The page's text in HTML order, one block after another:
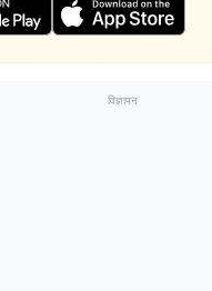
विज्ञापन